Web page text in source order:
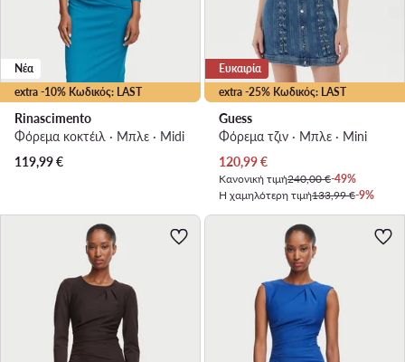
extra -10% Κωδικός: LAST
Νέα
Rinascimento
Φόρεμα κοκτέιλ · Μπλε · Midi
119,99€
extra -25% Κωδικός: LAST
Ευκαιρία
Guess
Φόρεμα τζιν · Μπλε · Mini
Τρέχουσα τιμή
120,99€
Κανονική τιμή240,00 €-49%
Η χαμηλότερη τιμή133,99 €-9%